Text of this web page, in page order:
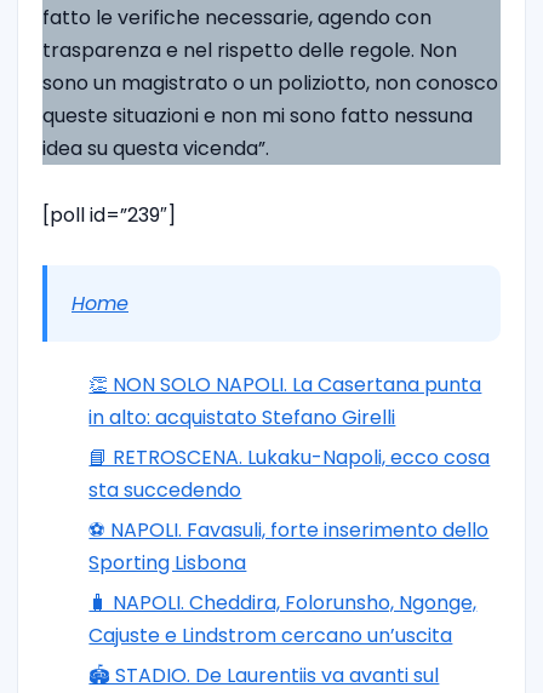
fatto le verifiche necessarie, agendo con
trasparenza e nel rispetto delle regole. Non
sono un magistrato o un poliziotto, non conosco
queste situazioni e non mi sono fatto nessuna
idea su questa vicenda”.
[poll id=”239″]
Home
👏 NON SOLO NAPOLI. La Casertana punta
in alto: acquistato Stefano Girelli
📘 RETROSCENA. Lukaku-Napoli, ecco cosa
sta succedendo
⚽️ NAPOLI. Favasuli, forte inserimento dello
Sporting Lisbona
🧳 NAPOLI. Cheddira, Folorunsho, Ngonge,
Cajuste e Lindstrom cercano un’uscita
🏟️ STADIO. De Laurentiis va avanti sul